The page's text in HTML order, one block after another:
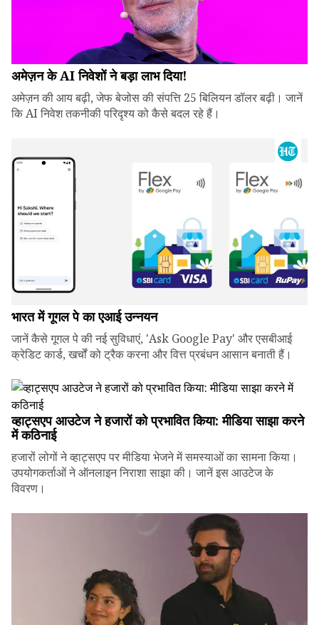
अमेज़न के AI निवेशों ने बड़ा लाभ दिया!
अमेज़न की आय बढ़ी, जेफ बेजोस की संपत्ति 25 बिलियन डॉलर बढ़ी। जानें
कि AI निवेश तकनीकी परिदृश्य को कैसे बदल रहे हैं।
भारत में गूगल पे का एआई उन्नयन
जानें कैसे गूगल पे की नई सुविधाएं, 'Ask Google Pay' और एसबीआई
क्रेडिट कार्ड, खर्चों को ट्रैक करना और वित्त प्रबंधन आसान बनाती हैं।
व्हाट्सएप आउटेज ने हजारों को प्रभावित किया: मीडिया साझा करने
में कठिनाई
हजारों लोगों ने व्हाट्सएप पर मीडिया भेजने में समस्याओं का सामना किया।
उपयोगकर्ताओं ने ऑनलाइन निराशा साझा की। जानें इस आउटेज के
विवरण।